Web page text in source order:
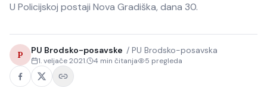
Gospodarstvo
Kultura
Sport
U Policijskoj postaji Nova Gradiška, dana 30.
P PU Brodsko-posavske / PU Brodsko-posavska
1. veljače 2021. 4 min čitanja 5 pregleda